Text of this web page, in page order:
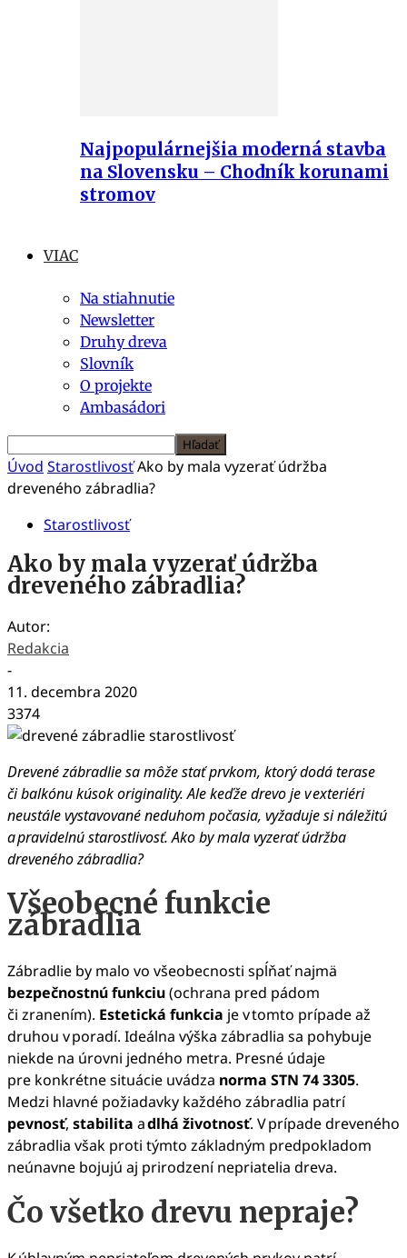
Najpopulárnejšia moderná stavba
na Slovensku – Chodník korunami
stromov
VIAC
Na stiahnutie
Newsletter
Druhy dreva
Slovník
O projekte
Ambasádori
Úvod StarostlivosťAko by mala vyzerať údržba
dreveného zábradlia?
Starostlivosť
Ako by mala vyzerať údržba
dreveného zábradlia?
Autor:
Redakcia
-
11. decembra 2020
3374
Drevené zábradlie sa môže stať prvkom, ktorý dodá terase
či balkónu kúsok originality. Ale keďže drevo je v exteriéri
neustále vystavované neduhom počasia, vyžaduje si náležitú
a pravidelnú starostlivosť. Ako by mala vyzerať údržba
dreveného zábradlia?
Všeobecné funkcie
zábradlia
Zábradlie by malo vo všeobecnosti spĺňať najmä
bezpečnostnú funkciu(ochrana pred pádom
či zranením). Estetická funkcia je v tomto prípade až
druhou v poradí. Ideálna výška zábradlia sa pohybuje
niekde na úrovni jedného metra. Presné údaje
pre konkrétne situácie uvádza norma STN 74 3305.
Medzi hlavné požiadavky každého zábradlia patrí
pevnosť, stabilita adlhá životnosť. V prípade dreveného
zábradlia však proti týmto základným predpokladom
neúnavne bojujú aj prirodzení nepriatelia dreva.
Čo všetko drevu nepraje?